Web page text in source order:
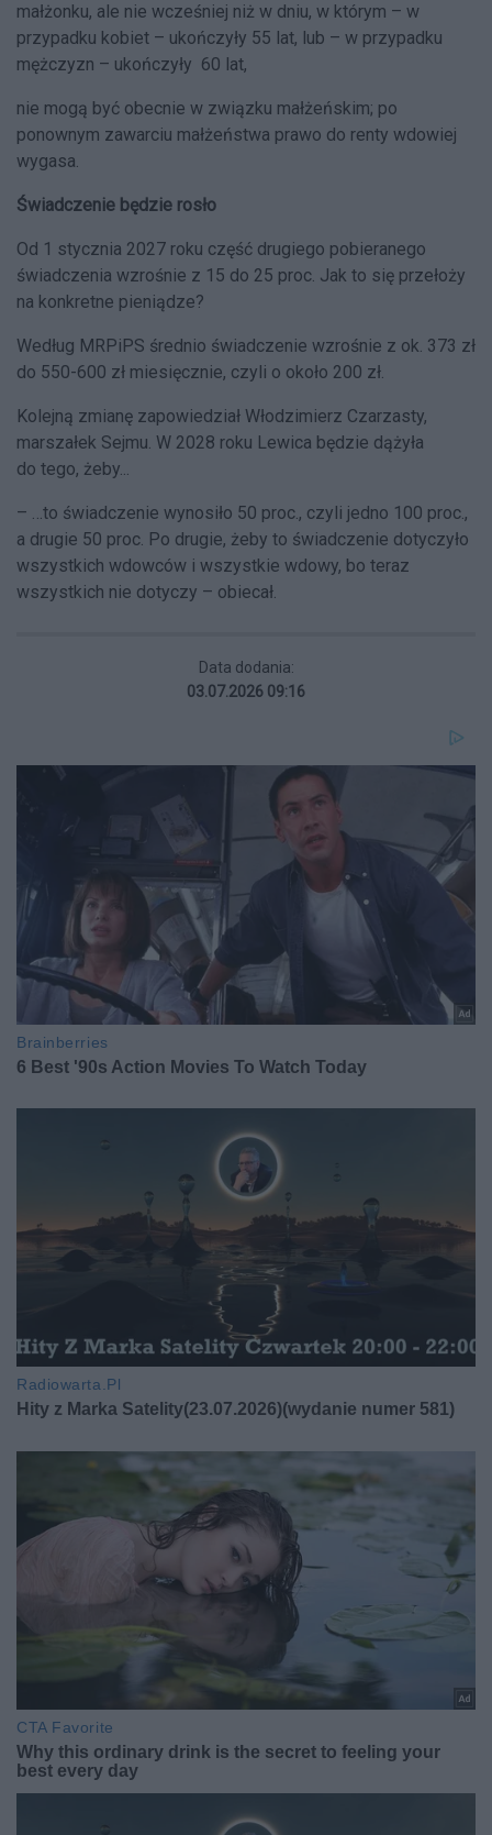
małżonku, ale nie wcześniej niż w dniu, w którym – w
przypadku kobiet – ukończyły 55 lat, lub – w przypadku
mężczyzn – ukończyły 60 lat,
nie mogą być obecnie w związku małżeńskim; po
ponownym zawarciu małżeństwa prawo do renty wdowiej
wygasa.
Świadczenie będzie rosło
Od 1 stycznia 2027 roku część drugiego pobieranego
świadczenia wzrośnie z 15 do 25 proc. Jak to się przełoży
na konkretne pieniądze?
Według MRPiPS średnio świadczenie wzrośnie z ok. 373 zł
do 550-600 zł miesięcznie, czyli o około 200 zł.
Kolejną zmianę zapowiedział Włodzimierz Czarzasty,
marszałek Sejmu. W 2028 roku Lewica będzie dążyła
do tego, żeby...
– …to świadczenie wynosiło 50 proc., czyli jedno 100 proc.,
a drugie 50 proc. Po drugie, żeby to świadczenie dotyczyło
wszystkich wdowców i wszystkie wdowy, bo teraz
wszystkich nie dotyczy – obiecał.
Data dodania:
03.07.2026 09:16